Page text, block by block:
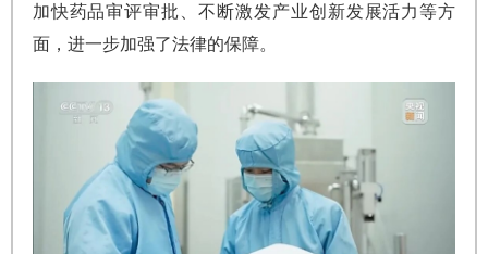
加快药品审评审批、不断激发产业创新发展活力等方
面，进一步加强了法律的保障。